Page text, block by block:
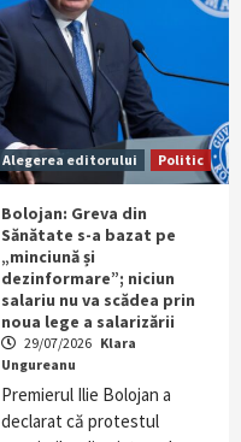
Alegerea editorului Politic
Bolojan: Greva din
Sănătate s-a bazat pe
„minciună și
dezinformare”; niciun
salariu nu va scădea prin
noua lege a salarizării
29/07/2026 Klara
Ungureanu
Premierul Ilie Bolojan a
declarat că protestul